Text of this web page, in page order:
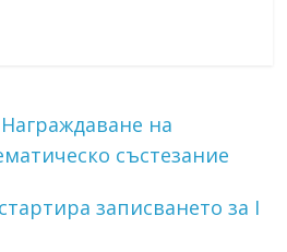
на
състезание
записването за I